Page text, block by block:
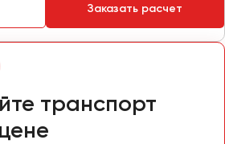
Заказать расчет
транспорт